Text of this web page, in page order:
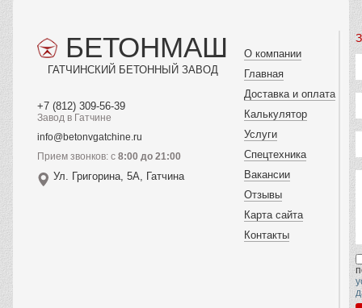
БЕТОНМАШ
ГАТЧИНСКИЙ БЕТОННЫЙ ЗАВОД
+7 (812) 309-56-39
Завод в Гатчине
info@betonvgatchine.ru
Прием звонков: с 8:00 до 21:00
Ул. Григорина, 5А, Гатчина
О компании
Главная
Доставка и оплата
Калькулятор
Услуги
Спецтехника
Вакансии
Отзывы
Карта сайта
Контакты